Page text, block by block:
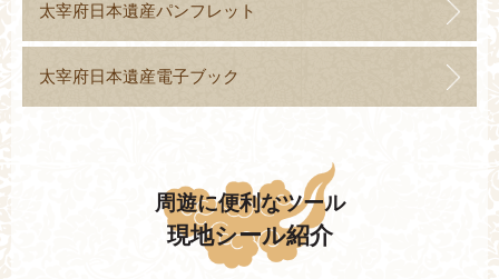
太宰府日本遺産パンフレット
太宰府日本遺産電子ブック
周遊に便利なツール
現地シール紹介